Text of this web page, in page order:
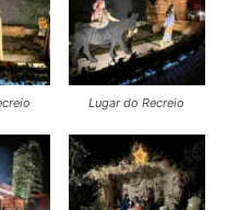
Lugar do Recreio